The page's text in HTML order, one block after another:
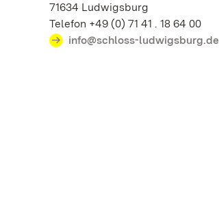
71634 Ludwigsburg
Telefon +49 (0) 71 41 . 18 64 00
info@schloss-ludwigsburg.de